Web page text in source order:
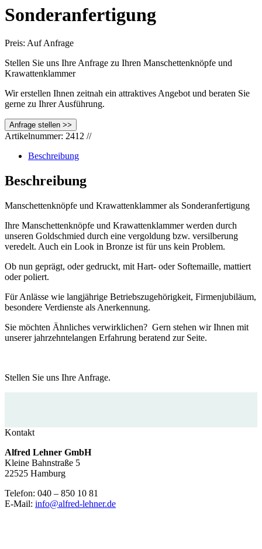
Sonderanfertigung
Preis: Auf Anfrage
Stellen Sie uns Ihre Anfrage zu Ihren Manschettenknöpfe und
Krawattenklammer
Wir erstellen Ihnen zeitnah ein attraktives Angebot und beraten Sie
gerne zu Ihrer Ausführung.
Artikelnummer: 2412 //
Beschreibung
Beschreibung
Manschettenknöpfe und Krawattenklammer als Sonderanfertigung
Ihre Manschettenknöpfe und Krawattenklammer werden durch
unseren Goldschmied durch eine vergoldung bzw. versilberung
veredelt. Auch ein Look in Bronze ist für uns kein Problem.
Ob nun geprägt, oder gedruckt, mit Hart- oder Softemaille, mattiert
oder poliert.
Für Anlässe wie langjährige Betriebszugehörigkeit, Firmenjubiläum,
besondere Verdienste als Anerkennung.
Sie möchten Ähnliches verwirklichen? Gern stehen wir Ihnen mit
unserer jahrzehntelangen Erfahrung beratend zur Seite.
Stellen Sie uns Ihre Anfrage.
Kontakt
Alfred Lehner GmbH
Kleine Bahnstraße 5
22525 Hamburg
Telefon: 040 – 850 10 81
E-Mail: info@alfred-lehner.de